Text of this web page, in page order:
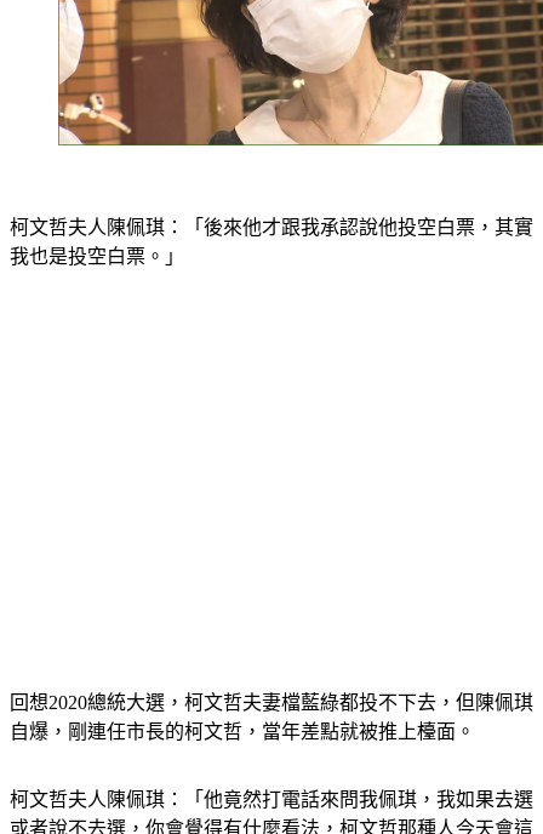
柯文哲夫人陳佩琪：「後來他才跟我承認說他投空白票，其實
我也是投空白票。」
回想2020總統大選，柯文哲夫妻檔藍綠都投不下去，但陳佩琪
自爆，剛連任市長的柯文哲，當年差點就被推上檯面。
柯文哲夫人陳佩琪：「他竟然打電話來問我佩琪，我如果去選
或者說不去選，你會覺得有什麼看法，柯文哲那種人今天會這